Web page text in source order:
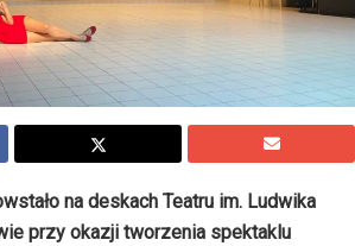
na deskach Teatru im. Ludwika
przy okazji tworzenia spektaklu